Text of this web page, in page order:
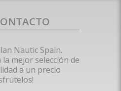
Nautic Spain.
mejor selección de
a un precio